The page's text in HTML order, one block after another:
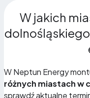
W jakich
W Neptun Energy
różnych miastach w
sprawdź aktualne